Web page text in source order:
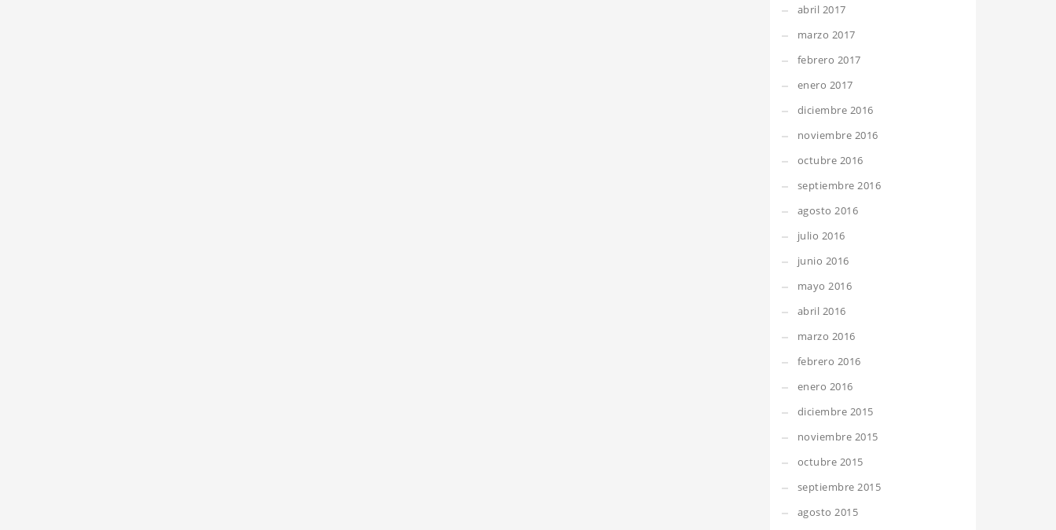
abril 2017
marzo 2017
febrero 2017
enero 2017
diciembre 2016
noviembre 2016
octubre 2016
septiembre 2016
agosto 2016
julio 2016
junio 2016
mayo 2016
abril 2016
marzo 2016
febrero 2016
enero 2016
diciembre 2015
noviembre 2015
octubre 2015
septiembre 2015
agosto 2015